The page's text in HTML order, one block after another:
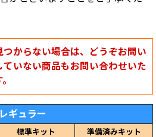
からない場合は、どうぞお問い
いない商品もお問い合わせいた
レギュラー
標準キット
準備済みキット